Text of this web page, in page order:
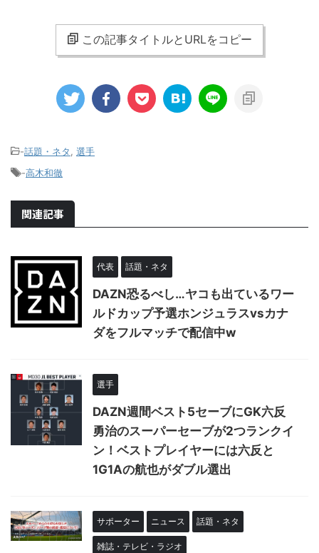
この記事タイトルとURLをコピー
-話題・ネタ, 選手
-高木和徹
関連記事
代表 話題・ネタ
DAZN恐るべし…ヤコも出ているワー
ルドカップ予選ホンジュラスvsカナ
ダをフルマッチで配信中w
選手
DAZN週間ベスト5セーブにGK六反
勇治のスーパーセーブが2つランクイ
ン！ベストプレイヤーには六反と
1G1Aの航也がダブル選出
サポーター ニュース 話題・ネタ
雑誌・テレビ・ラジオ